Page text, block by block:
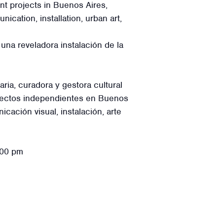
projects in Buenos Aires,
installation, urban art,
reveladora instalación de la
curadora y gestora cultural
independientes en Buenos
visual, instalación, arte
pm